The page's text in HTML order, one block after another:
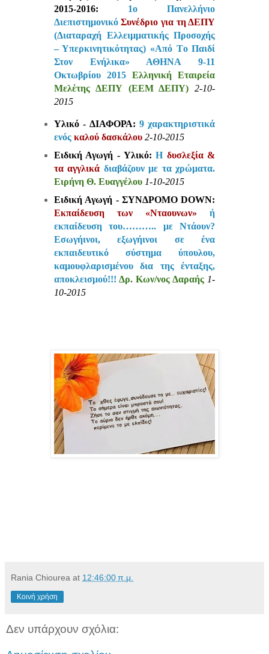
2015-2016: 1ο Πανελλήνιο
ΔιεπιστημονικόΣυνέδριο για τη ΔΕΠΥ
(Διαταραχή Ελλειμματικής Προσοχής
– Υπερκινητικότητας) «Aπό Tο Παιδί
Στον Ενήλικα» ΑΘΗΝΑ 9-11
Οκτωβρίου 2015Ελληνική Εταιρεία
Μελέτης ΔΕΠΥ (ΕΕΜ ΔΕΠΥ)2-10-
2015
Υλικό - ΔΙΑΦΟΡΑ: 9 χαρακτηριστικά
ενός καλού δασκάλου 2-10-2015
Ειδική Αγωγή - Υλικό: Η δυσλεξία &
τα αγγλικά διαβάζουν με τα χρώματα.
Ειρήνη Θ. Ευαγγέλου 1-10-2015
Ειδική Αγωγή - ΣΥΝΔΡΟΜΟ DOWN:
Εκπαίδευση των «Νταουνων» ή
εκπαίδευση του……….. με Ντάουν?
Εσωγήινοι, εξωγήινοι σε ένα
εκπαιδευτικό σύστημα ύπουλου,
καμουφλαρισμένου δια της ένταξης,
αποκλεισμού!!! Δρ. Κων/νος Δαραής 1-
10-2015
Rania Chiourea at 12:46:00 π.μ.
Κοινή χρήση
Δεν υπάρχουν σχόλια: